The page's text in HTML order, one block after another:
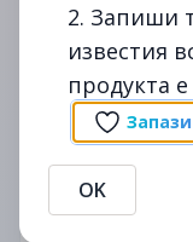
3.3л.
24/10
изтекла
2. Запиши
известия
продукта
OK